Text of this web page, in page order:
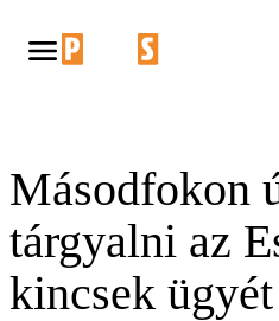
Másodfokon
tárgyalni az
kincsek ügyét